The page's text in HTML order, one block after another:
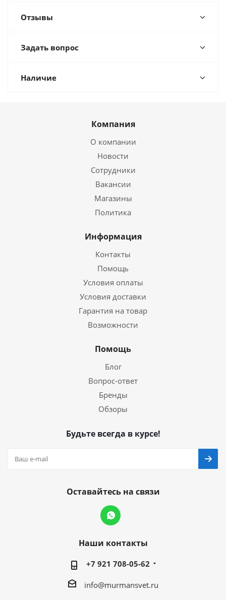
Отзывы
Задать вопрос
Наличие
Компания
О компании
Новости
Сотрудники
Вакансии
Магазины
Политика
Информация
Контакты
Помощь
Условия оплаты
Условия доставки
Гарантия на товар
Возможности
Помощь
Блог
Вопрос-ответ
Бренды
Обзоры
Будьте всегда в курсе!
Оставайтесь на связи
Наши контакты
+7 921 708-05-62
info@murmansvet.ru